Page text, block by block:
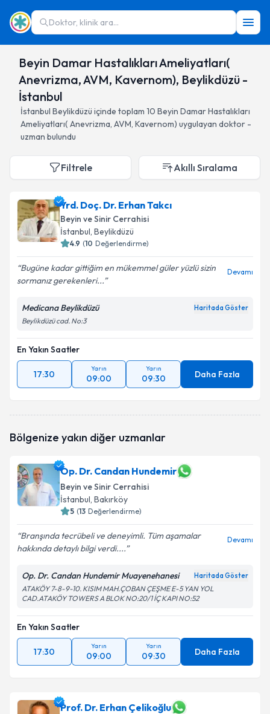
Doktor, klinik ara...
Beyin Damar Hastalıkları Ameliyatları(
Anevrizma, AVM, Kavernom), Beylikdüzü -
İstanbul
İstanbul Beylikdüzü içinde toplam 10 Beyin Damar Hastalıkları
Ameliyatları( Anevrizma, AVM, Kavernom) uygulayan doktor -
uzman bulundu
Filtrele Akıllı Sıralama
Yrd. Doç. Dr. Erhan Takcı
Beyin ve Sinir Cerrahisi
İstanbul, Beylikdüzü
4.9 (10 Değerlendirme)
Bugüne kadar gittiğim en mükemmel güler yüzlü sizin
sormanız gerekenleri...
Devamı
Medicana Beylikdüzü Haritada Göster
Beylikdüzü cad. No:3
En Yakın Saatler
17:30
Yarın
09:00
Yarın
09:30 Daha Fazla
Bölgenize yakın diğer uzmanlar
Op. Dr. Candan Hundemir
Beyin ve Sinir Cerrahisi
İstanbul, Bakırköy
5 (13 Değerlendirme)
Branşında tecrübeli ve deneyimli. Tüm aşamalar
hakkında detaylı bilgi verdi....
Devamı
Op. Dr. Candan Hundemir Muayenehanesi Haritada Göster
ATAKÖY 7-8-9-10. KISIM MAH.ÇOBAN ÇEŞME E-5 YAN YOL
CAD.ATAKÖY TOWERS A BLOK NO:20/1 İÇ KAPI NO:52
En Yakın Saatler
17:30
Yarın
09:00
Yarın
09:30 Daha Fazla
Prof. Dr. Erhan Çelikoğlu